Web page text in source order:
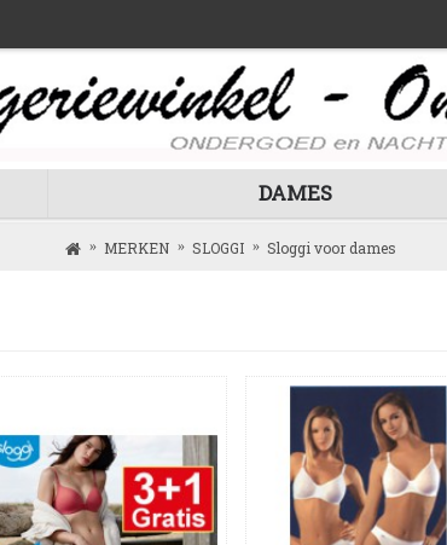
DAMES
MERKEN SLOGGI Sloggi voor dames